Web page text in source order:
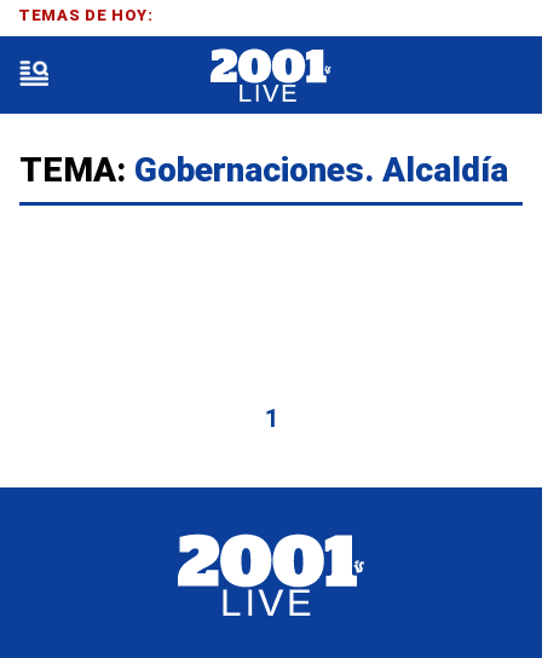
TEMA: Gobernaciones. Alcaldía
1
TEMAS DE HOY: